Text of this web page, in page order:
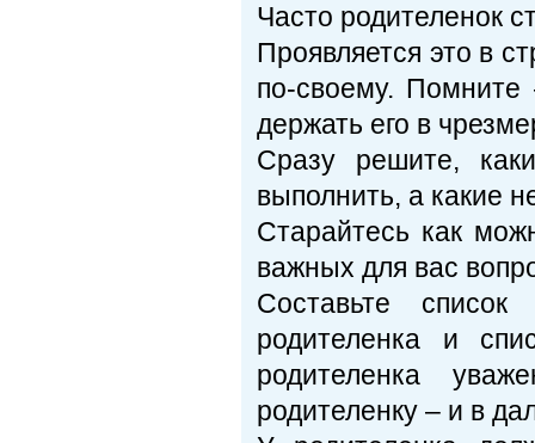
Часто родителенок
Проявляется это в
по-своему.
держать его в
Сразу решите,
выполнить, а какие
Старайтесь как
важных для вас
Составьте
родителенка и
родителенка
родителенку – и в